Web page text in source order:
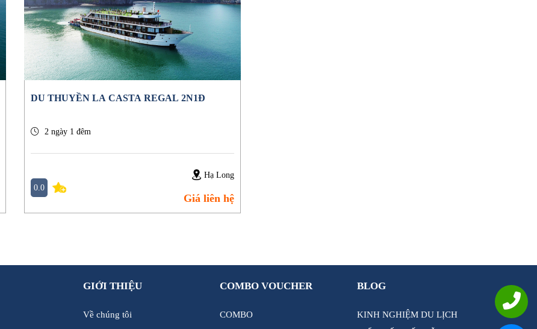
DU THUYỀN LA CASTA REGAL 2N1Đ
2 ngày 1 đêm
0.0
Hạ Long
Giá liên hệ
GIỚI THIỆU
Về chúng tôi
COMBO VOUCHER
COMBO
BLOG
KINH NGHIỆM DU LỊCH